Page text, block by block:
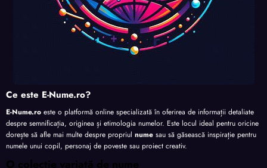
Ce este E-Nume.ro?
E-Nume.ro este o platformă online specializată în oferirea de informații detaliate
despre semnificația, originea și etimologia numelor. Este locul ideal pentru oricine
dorește să afle mai multe despre propriul nume sau să găsească inspirație pentru
numele unui copil, personaj de poveste sau proiect creativ.
O colecție variată de nume